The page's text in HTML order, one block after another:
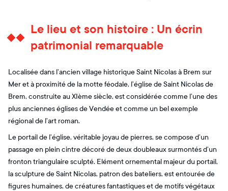
Le lieu et son histoire : Un écrin
patrimonial remarquable
Localisée dans l’ancien village historique Saint Nicolas à Brem sur
Mer et à proximité de la motte féodale, l’église de Saint Nicolas de
Brem, construite au XIème siècle, est considérée comme l’une des
plus anciennes églises de Vendée et comme un bel exemple
régional de l’art roman.
Le portail de l’église, véritable joyau de pierres, se compose d’un
passage en plein cintre décoré de deux doubleaux surmontés d’un
fronton triangulaire sculpté. Elément ornemental majeur du portail,
la sculpture de Saint Nicolas, patron des bateliers, est entourée de
figures humaines, de créatures fantastiques et de motifs végétaux